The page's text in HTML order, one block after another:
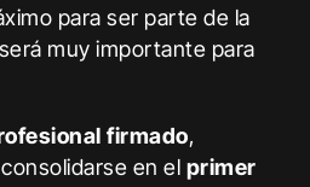
para ser parte de la
muy importante para
firmado,
en el primer